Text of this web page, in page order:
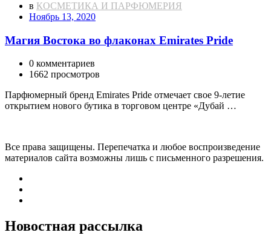
в КОСМЕТИКА И ПАРФЮМЕРИЯ
Ноябрь 13, 2020
Магия Востока во флаконах Emirates Pride
0 комментариев
1662 просмотров
Парфюмерный бренд Emirates Pride отмечает свое 9-летие
открытием нового бутика в торговом центре «Дубай …
Все права защищены. Перепечатка и любое воспроизведение
материалов сайта возможны лишь с письменного разрешения.
Новостная рассылка